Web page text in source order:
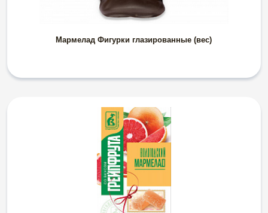
Мармелад Фигурки глазированные (вес)